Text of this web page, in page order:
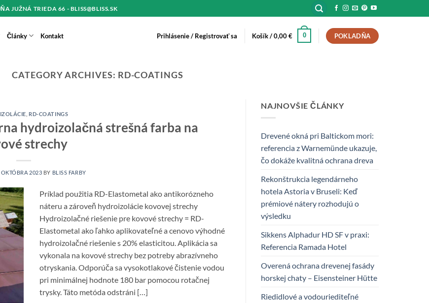
JUŽNÁ TRIEDA 66 - BLISS@BLISS.SK
Články Kontakt Prihlásenie / Registrovať sa Košík /0,00€ 0 POKLADŇA
CATEGORY ARCHIVES: RD-COATINGS
RD-COATINGS
hydroizolačná strešná farba na
strechy
OKTÓBRA 2023 BY BLISS FARBY
Príklad použitia RD-Elastometal ako antikorózneho
náteru a zároveň hydroizolácie kovovej strechy
Hydroizolačné riešenie pre kovové strechy = RD-
Elastometal ako ľahko aplikovateľné a cenovo výhodné
hydroizolačné riešenie s 20% elasticitou. Aplikácia sa
vykonala na kovové strechy bez potreby abrazívneho
otryskania. Odporúča sa vysokotlakové čistenie vodou
pri minimálnej hodnote 180 bar pomocou rotačnej
trysky. Táto metóda odstráni […]
NAJNOVŠIE ČLÁNKY
Drevené okná pri Baltickom mori:
referencia z Warnemünde ukazuje,
čo dokáže kvalitná ochrana dreva
Rekonštrukcia legendárneho
hotela Astoria v Bruseli: Keď
prémiové nátery rozhodujú o
výsledku
Sikkens Alphadur HD SF v praxi:
Referencia Ramada Hotel
Overená ochrana drevenej fasády
horskej chaty – Eisensteiner Hütte
Riedidlové a vodouriediteľné